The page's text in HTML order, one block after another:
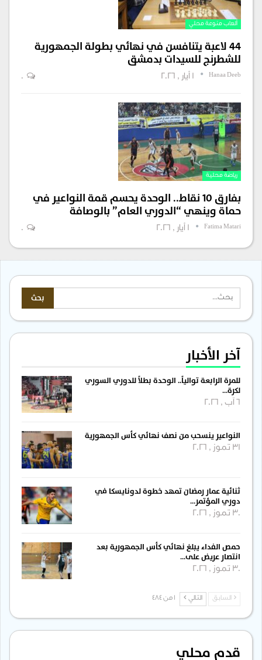
ألعاب منوعة محلي
44 لاعبة يتنافسن في نهائي بطولة الجمهورية
للشطرنج للسيدات بدمشق
Hanaa Deeb
0
رياضة محلية
بفارق 10 نقاط.. الوحدة يحسم قمة النواعير في
حماة وينهي “الدوري العام” بالوصافة
Fatima Matari
0
آخر الأخبار
للمرة الرابعة توالياً.. الوحدة بطلاً للدوري السوري
لكرة…
النواعير ينسحب من نصف نهائي كأس الجمهورية
31 تموز , 2026
ثنائية عمار رمضان تمهد خطوة لدونايسكا في
دوري المؤتمر…
30 تموز , 2026
حمص الفداء يبلغ نهائي كأس الجمهورية بعد
انتصار عريض على…
30 تموز , 2026
السابق التالي
قدم محلي